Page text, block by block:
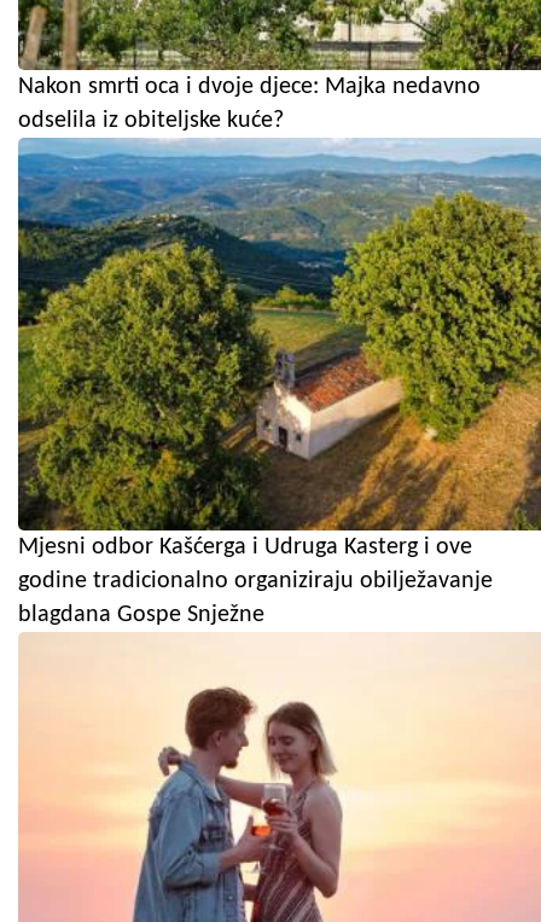
Nakon smrti oca i dvoje djece: Majka nedavno
odselila iz obiteljske kuće?
Mjesni odbor Kašćerga i Udruga Kasterg i ove
godine tradicionalno organiziraju obilježavanje
blagdana Gospe Snježne